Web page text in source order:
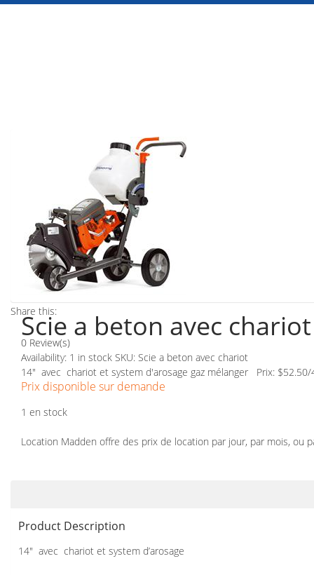
Share this:
Scie a beton avec chariot
0 Review(s)
Availability: 1 in stock SKU: Scie a beton avec chariot
14" avec chariot et system d'arosage gaz mélanger Prix:
Prix disponible sur demande
1 en stock
Location Madden offre des prix de location par jour, par mois, ou
Product Description
14″ avec chariot et system d’arosage